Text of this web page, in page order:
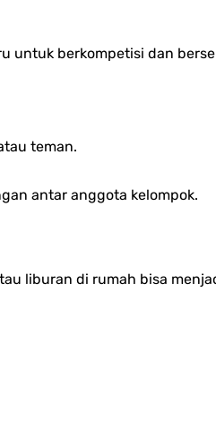
untuk berkompetisi dan
teman.
antar anggota kelompok.
liburan di rumah bisa